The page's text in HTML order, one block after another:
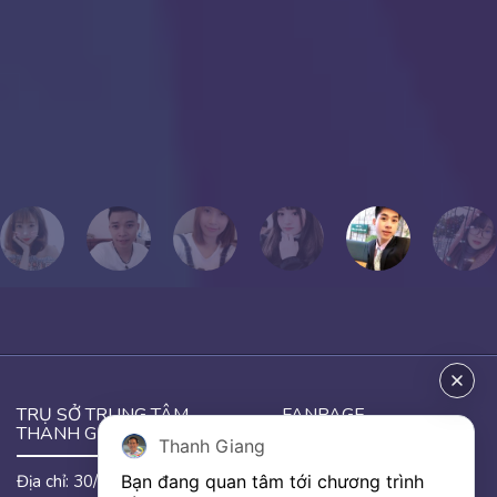
TRỤ SỞ TRUNG TÂM
THANH GIANG
Địa chỉ: 30/46 đường Hưng
FANPAGE
Thanh Giang
Bạn đang quan tâm tới chương trình